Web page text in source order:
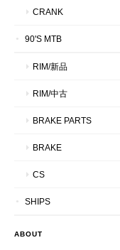
CRANK
90'S MTB
RIM/新品
RIM/中古
BRAKE PARTS
BRAKE
CS
SHIPS
ABOUT